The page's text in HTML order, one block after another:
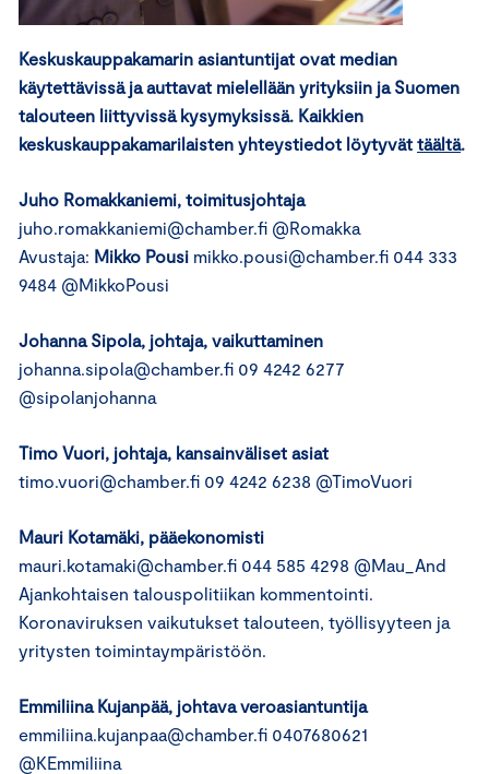
Keskuskauppakamarin asiantuntijat ovat median
käytettävissä ja auttavat mielellään yrityksiin ja Suomen
talouteen liittyvissä kysymyksissä. Kaikkien
keskuskauppakamarilaisten yhteystiedot löytyvät täältä.
Juho Romakkaniemi, toimitusjohtaja
juho.romakkaniemi@chamber.fi @Romakka
Avustaja: Mikko Pousi mikko.pousi@chamber.fi 044 333
9484 @MikkoPousi
Johanna Sipola, johtaja, vaikuttaminen
johanna.sipola@chamber.fi 09 4242 6277
@sipolanjohanna
Timo Vuori, johtaja, kansainväliset asiat
timo.vuori@chamber.fi 09 4242 6238 @TimoVuori
Mauri Kotamäki, pääekonomisti
mauri.kotamaki@chamber.fi 044 585 4298 @Mau_And
Ajankohtaisen talouspolitiikan kommentointi.
Koronaviruksen vaikutukset talouteen, työllisyyteen ja
yritysten toimintaympäristöön.
Emmiliina Kujanpää, johtava veroasiantuntija
emmiliina.kujanpaa@chamber.fi 0407680621
@KEmmiliina